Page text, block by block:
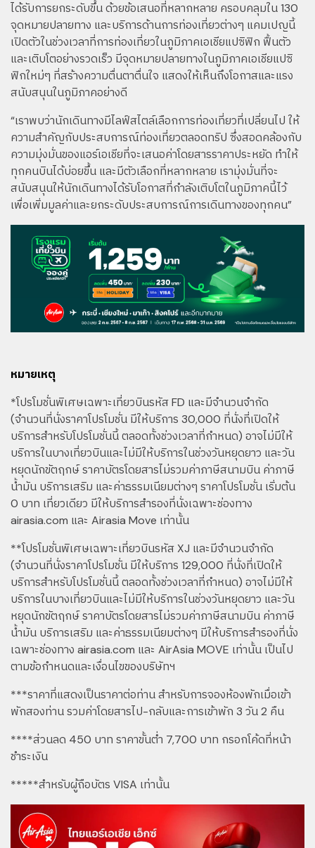
ได้รับการยกระดับขึ้น ด้วยข้อเสนอที่หลากหลาย ครอบคลุมใน 130
จุดหมายปลายทาง และบริการด้านการท่องเที่ยวต่างๆ แคมเปญนี้
เปิดตัวในช่วงเวลาที่การท่องเที่ยวในภูมิภาคเอเชียแปซิฟิก ฟื้นตัว
และเติบโตอย่างรวดเร็ว มีจุดหมายปลายทางในภูมิภาคเอเชียแปซิ
ฟิกใหม่ๆ ที่สร้างความตื่นตาตื่นใจ แสดงให้เห็นถึงโอกาสและแรง
สนับสนุนในภูมิภาคอย่างดี
“เราพบว่านักเดินทางมีไลฟ์สไตล์เลือกการท่องเที่ยวที่เปลี่ยนไป ให้
ความสำคัญกับประสบการณ์ท่องเที่ยวตลอดทริป ซึ่งสอดคล้องกับ
ความมุ่งมั่นของแอร์เอเชียที่จะเสนอค่าโดยสารราคาประหยัด ทำให้
ทุกคนบินได้บ่อยขึ้น และมีตัวเลือกที่หลากหลาย เรามุ่งมั่นที่จะ
สนับสนุนให้นักเดินทางได้รับโอกาสที่กำลังเติบโตในภูมิภาคนี้ไว้
เพื่อเพิ่มมูลค่าและยกระดับประสบการณ์การเดินทางของทุกคน”
หมายเหตุ
*โปรโมชั่นพิเศษเฉพาะเที่ยวบินรหัส FD และมีจำนวนจำกัด
(จำนวนที่นั่งราคาโปรโมชั่น มีให้บริการ 30,000 ที่นั่งที่เปิดให้
บริการสำหรับโปรโมชั่นนี้ ตลอดทั้งช่วงเวลาที่กำหนด) อาจไม่มีให้
บริการในบางเที่ยวบินและไม่มีให้บริการในช่วงวันหยุดยาว และวัน
หยุดนักขัตฤกษ์ ราคาบัตรโดยสารไม่รวมค่าภาษีสนามบิน ค่าภาษี
น้ำมัน บริการเสริม และค่าธรรมเนียมต่างๆ ราคาโปรโมชั่น เริ่มต้น
0 บาท เที่ยวเดียว มีให้บริการสำรองที่นั่งเฉพาะช่องทาง
airasia.com และ Airasia Move เท่านั้น
**โปรโมชั่นพิเศษเฉพาะเที่ยวบินรหัส XJ และมีจำนวนจำกัด
(จำนวนที่นั่งราคาโปรโมชั่น มีให้บริการ 129,000 ที่นั่งที่เปิดให้
บริการสำหรับโปรโมชั่นนี้ ตลอดทั้งช่วงเวลาที่กำหนด) อาจไม่มีให้
บริการในบางเที่ยวบินและไม่มีให้บริการในช่วงวันหยุดยาว และวัน
หยุดนักขัตฤกษ์ ราคาบัตรโดยสารไม่รวมค่าภาษีสนามบิน ค่าภาษี
น้ำมัน บริการเสริม และค่าธรรมเนียมต่างๆ มีให้บริการสำรองที่นั่ง
เฉพาะช่องทาง airasia.com และ AirAsia MOVE เท่านั้น เป็นไป
ตามข้อกำหนดและเงื่อนไขของบริษัทฯ
***ราคาที่แสดงเป็นราคาต่อท่าน สำหรับการจองห้องพักเมื่อเข้า
พักสองท่าน รวมค่าโดยสารไป-กลับและการเข้าพัก 3 วัน 2 คืน
****ส่วนลด 450 บาท ราคาขั้นต่ำ 7,700 บาท กรอกโค้ดที่หน้า
ชำระเงิน
*****สำหรับผู้ถือบัตร VISA เท่านั้น